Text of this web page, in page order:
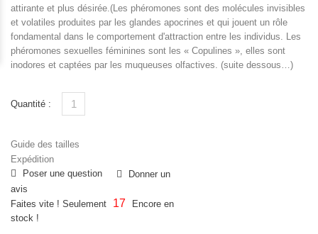
attirante et plus désirée.(Les phéromones sont des molécules invisibles
et volatiles produites par les glandes apocrines et qui jouent un rôle
fondamental dans le comportement d'attraction entre les individus. Les
phéromones sexuelles féminines sont les « Copulines », elles sont
inodores et captées par les muqueuses olfactives. (suite dessous…)
Quantité :
Guide des tailles
Expédition
Poser une question
Donner un
avis
Faites vite ! Seulement
17
Encore en
stock !